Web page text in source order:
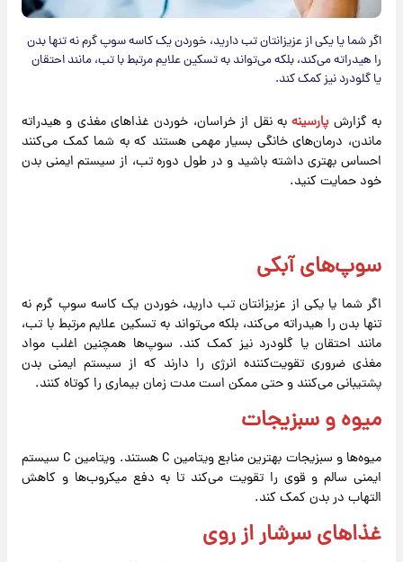
اگر شما یا یکی از عزیزانتان تب دارید، خوردن یک کاسه سوپ گرم نه تنها بدن
را هیدراته می‌کند، بلکه می‌تواند به تسکین علایم مرتبط با تب، مانند احتقان
یا گلودرد نیز کمک کند.
به گزارش پارسینه به نقل از خراسان، خوردن غذاهای مغذی و هیدراته
ماندن، درمان‌های خانگی بسیار مهمی هستند که به شما کمک می‌کنند
احساس بهتری داشته باشید و در طول دوره تب، از سیستم ایمنی بدن
خود حمایت کنید.
سوپ‌های آبکی
اگر شما یا یکی از عزیزانتان تب دارید، خوردن یک کاسه سوپ گرم نه
تنها بدن را هیدراته می‌کند، بلکه می‌تواند به تسکین علایم مرتبط با تب،
مانند احتقان یا گلودرد نیز کمک کند. سوپ‌ها همچنین اغلب مواد
مغذی ضروری تقویت‌کننده انرژی را دارند که از سیستم ایمنی بدن
پشتیبانی می‌کنند و حتی ممکن است مدت زمان بیماری را کوتاه کنند.
میوه و سبزیجات
میوه‌ها و سبزیجات بهترین منابع ویتامین C هستند. ویتامین C سیستم
ایمنی سالم و قوی را تقویت می‌کند تا به دفع میکروب‌ها و کاهش
التهاب در بدن کمک کند.
غذاهای سرشار از روی